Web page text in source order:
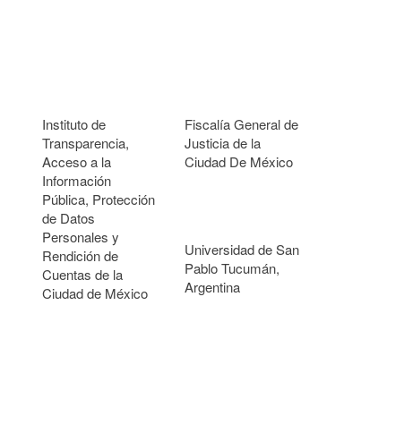
Instituto de
Transparencia,
Acceso a la
Información
Pública, Protección
de Datos
Personales y
Rendición de
Cuentas de la
Ciudad de México
Fiscalía General de
Justicia de la
Ciudad De México
Universidad de San
Pablo Tucumán,
Argentina